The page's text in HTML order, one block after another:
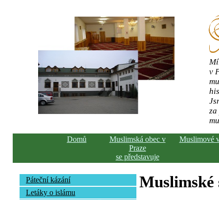
v
Domů
Muslimská obec v
Praze
se představuje
Muslimové
Páteční kázání
Letáky o islámu
Muslimské